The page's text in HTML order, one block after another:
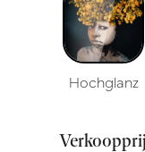
Hochglanz